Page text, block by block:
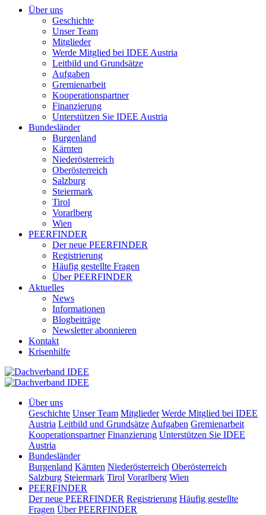
Über uns
Geschichte
Unser Team
Mitglieder
Werde Mitglied bei IDEE Austria
Leitbild und Grundsätze
Aufgaben
Gremienarbeit
Kooperationspartner
Finanzierung
Unterstützen Sie IDEE Austria
Bundesländer
Burgenland
Kärnten
Niederösterreich
Oberösterreich
Salzburg
Steiermark
Tirol
Vorarlberg
Wien
PEERFINDER
Der neue PEERFINDER
Registrierung
Häufig gestellte Fragen
Über PEERFINDER
Aktuelles
News
Informationen
Blogbeiträge
Newsletter abonnieren
Kontakt
Krisenhilfe
Über uns
Geschichte Unser Team Mitglieder Werde Mitglied bei IDEE
Austria Leitbild und Grundsätze Aufgaben Gremienarbeit
Kooperationspartner Finanzierung Unterstützen Sie IDEE
Austria
Bundesländer
Burgenland Kärnten Niederösterreich Oberösterreich
Salzburg Steiermark Tirol Vorarlberg Wien
PEERFINDER
Der neue PEERFINDER Registrierung Häufig gestellte
Fragen Über PEERFINDER